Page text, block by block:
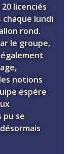
20 licenciés
lundi
rond.
le groupe,
également
notions
espère
pu se